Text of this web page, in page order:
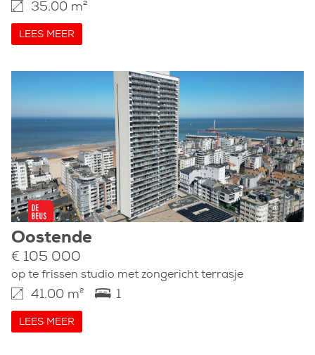
35.00 m²
LEES MEER
Oostende
€ 105 000
op te frissen studio met zongericht terrasje
41.00 m² 1
LEES MEER